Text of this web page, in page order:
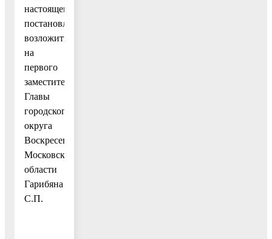
настоящего
постановления
возложить
на
первого
заместителя
Главы
городского
округа
Воскресенск
Московской
области
Гарибяна
С.П.